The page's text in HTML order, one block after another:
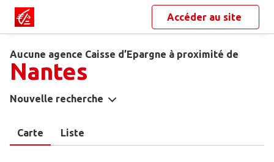
Accéder au site
Aucune agence Caisse d’Epargne à proximité de
Nantes
Nouvelle recherche
Carte Liste